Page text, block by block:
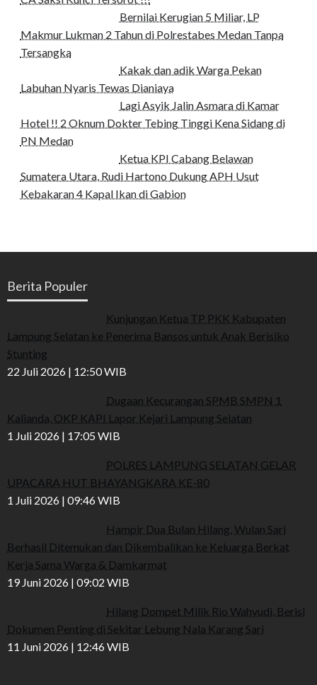
Bernilai Kerugian 5 Miliar, LP
Makmur Lukman 2 Tahun di Polrestabes Medan Tanpa
Tersangka
Kakak dan adik Warga Pekan
Labuhan Nyaris Tewas Dianiaya
Lagi Asyik Jalin Asmara di Kamar
Hotel !! 2 Oknum Dokter Tebing Tinggi Kena Sidang di
PN Medan
Ketua KPI Cabang Belawan
Sumatera Utara, Rudi Hartono Dukung APH Usut
Kebakaran 4 Kapal Ikan di Gabion
Berita Populer
Kunjungan Ketua TP PKK Kabupaten
Lampung Selatan ke Penerima Bansos untuk Anak Berisiko
Stunting
22 Juli 2026 | 12:50 WIB
Dugaan Kecurangan SPMB SMPN 1
Kalianda, OKP KAPI Lapor Kejari Lampung Selatan
1 Juli 2026 | 17:05 WIB
POLRES LAMPUNG SELATAN GELAR
UPACARA HUT BHAYANGKARA KE-80
1 Juli 2026 | 09:46 WIB
Hampir Dua Bulan Hilang, Wulan Sari
Berhasil Ditemukan dan Dikembalikan ke Keluarga Berkat
Kerja Sama Warga & Damkarmat
19 Juni 2026 | 09:02 WIB
Hilang Dompet Milik Rio Wahyudi, Berisi
Dokumen Penting di Sekitar Lebung Nala Karang Sari
11 Juni 2026 | 12:46 WIB